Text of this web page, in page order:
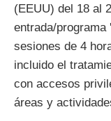
(EEUU) del 18 al
entrada/programa
sesiones de 4
incluido el
con accesos
áreas y